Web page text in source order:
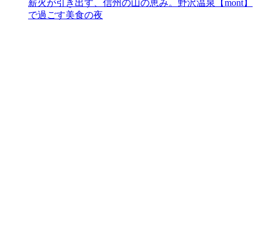
薪火が引き出す、信州の山の恵み。野沢温泉【mont】
で過ごす美食の夜